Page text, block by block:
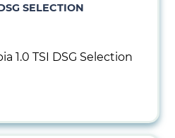
SELECTION